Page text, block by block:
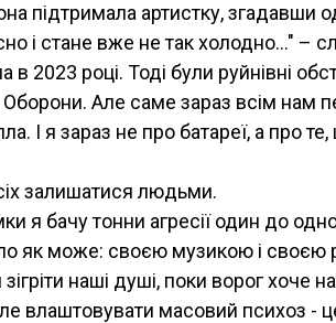
підтримала артистку, згадавши
і стане вже не так холодно..." –
в 2023 році. Тоді були руйнівні
Оборони. Але саме зараз всім нам
І я зараз не про батареї, а про
залишатися людьми.
я бачу тонни агресії один до
як може: своєю музикою і своєю
наші душі, поки ворог хоче
влаштовувати масовий психоз -